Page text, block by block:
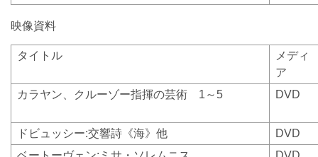
映像資料
タイトル
メディ
ア
カラヤン、クルーゾー指揮の芸術 1 ～ 5 DVD
ドビュッシー:交響詩《海》他
DVD